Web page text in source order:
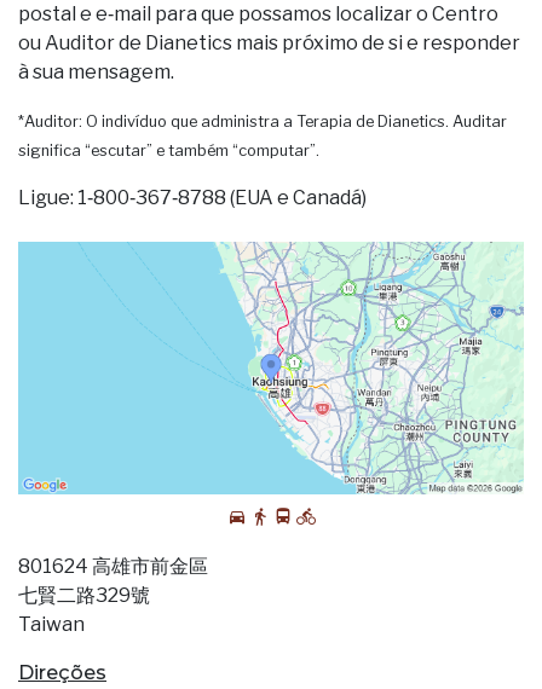
postal e e‑mail para que possamos localizar o Centro
ou Auditor de Dianetics mais próximo de si e responder
à sua mensagem.
*Auditor: O indivíduo que administra a Terapia de Dianetics. Auditar
significa “escutar” e também “computar”.
Ligue: 1‑800‑367‑8788 (EUA e Canadá)
801624 高雄市前金區
七賢二路329號
Taiwan
Direções